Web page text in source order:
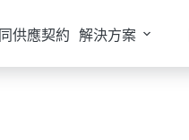
供應契約 解決方案